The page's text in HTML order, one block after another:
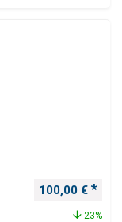
100,00 €
23%